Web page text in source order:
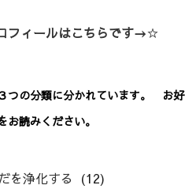
フィールはこちらです→☆
つの分類に分かれています。 お好
お読みください。
を浄化する (12)